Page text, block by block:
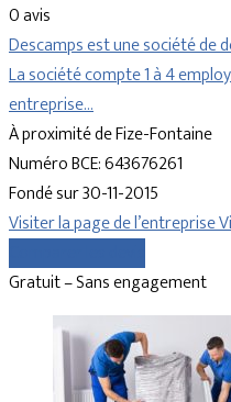
0 avis
Descamps est une société de
La société compte 1 à 4
entreprise…
À proximité de Fize-Fontaine
Numéro BCE: 643676261
Fondé sur 30-11-2015
Visiter la page de l’entreprise
Gratuit – Sans engagement